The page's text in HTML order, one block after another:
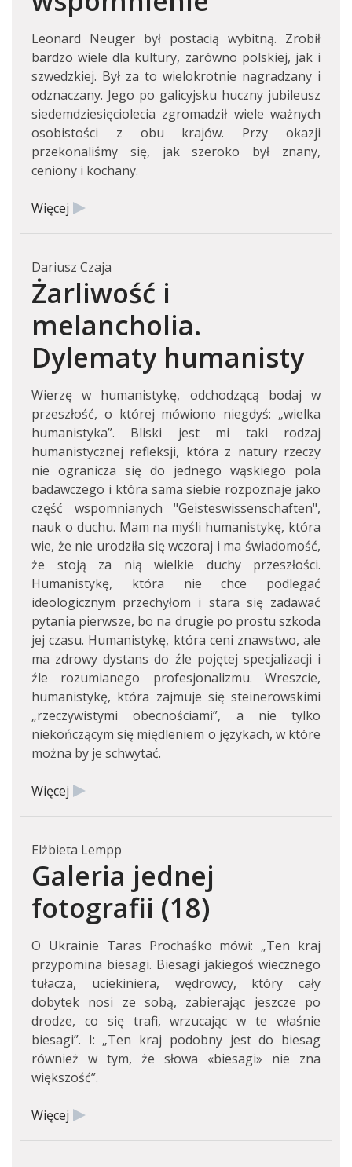
Leonard Neuger był postacią wybitną. Zrobił
bardzo wiele dla kultury, zarówno polskiej, jak i
szwedzkiej. Był za to wielokrotnie nagradzany i
odznaczany. Jego po galicyjsku huczny jubileusz
siedemdziesięciolecia zgromadził wiele ważnych
osobistości z obu krajów. Przy okazji
przekonaliśmy się, jak szeroko był znany,
ceniony i kochany.
Więcej
Dariusz Czaja
Żarliwość i
melancholia.
Dylematy humanisty
Wierzę w humanistykę, odchodzącą bodaj w
przeszłość, o której mówiono niegdyś: „wielka
humanistyka”. Bliski jest mi taki rodzaj
humanistycznej refleksji, która z natury rzeczy
nie ogranicza się do jednego wąskiego pola
badawczego i która sama siebie rozpoznaje jako
część wspomnianych "Geisteswissenschaften",
nauk o duchu. Mam na myśli humanistykę, która
wie, że nie urodziła się wczoraj i ma świadomość,
że stoją za nią wielkie duchy przeszłości.
Humanistykę, która nie chce podlegać
ideologicznym przechyłom i stara się zadawać
pytania pierwsze, bo na drugie po prostu szkoda
jej czasu. Humanistykę, która ceni znawstwo, ale
ma zdrowy dystans do źle pojętej specjalizacji i
źle rozumianego profesjonalizmu. Wreszcie,
humanistykę, która zajmuje się steinerowskimi
„rzeczywistymi obecnościami”, a nie tylko
niekończącym się międleniem o językach, w które
można by je schwytać.
Więcej
Elżbieta Lempp
Galeria jednej
fotografii (18)
O Ukrainie Taras Prochaśko mówi: „Ten kraj
przypomina biesagi. Biesagi jakiegoś wiecznego
tułacza, uciekiniera, wędrowcy, który cały
dobytek nosi ze sobą, zabierając jeszcze po
drodze, co się trafi, wrzucając w te właśnie
biesagi”. I: „Ten kraj podobny jest do biesag
również w tym, że słowa «biesagi» nie zna
większość”.
Więcej